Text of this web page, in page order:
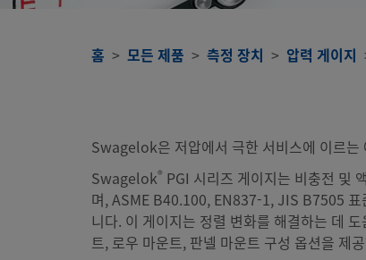
홈 모든 제품 측정 장치 압력 게이지
Swagelok은 저압에서 극한 서비스에 이르는
Swagelok® PGI 시리즈 게이지는 비충전 및
며, ASME B40.100, EN837-1, JIS B7505 표
니다. 이 게이지는 정렬 변화를 해결하는 데
트, 로우 마운트, 판넬 마운트 구성 옵션을 제